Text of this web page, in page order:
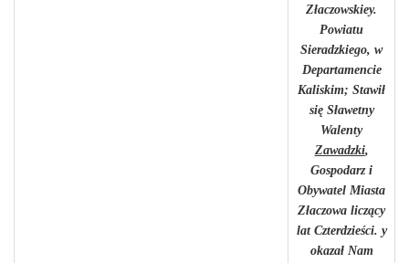
Złaczowskiey.
Powiatu
Sieradzkiego, w
Departamencie
Kaliskim; Stawił
się Sławetny
Walenty
Zawadzki,
Gospodarz i
Obywatel Miasta
Złaczowa liczący
lat Czterdzieści. y
okazał Nam